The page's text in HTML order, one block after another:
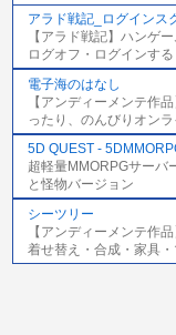
アラド戦記_ログインス
【アラド戦記】ハンゲ
ログオフ・ログインする
電子海のはなし
【アンディーメンテ作
ったり、のんびりオン
5D QUEST -
超軽量MMORPGサーバ
と怪物バージョン
シーツリー
【アンディーメンテ作
着せ替え・合成・家具・